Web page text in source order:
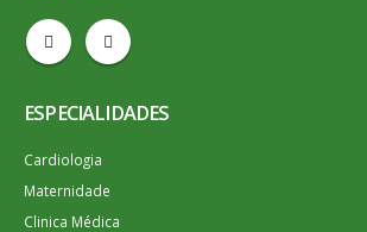
ESPECIALIDADES
Cardiologia
Maternidade
Clinica Médica